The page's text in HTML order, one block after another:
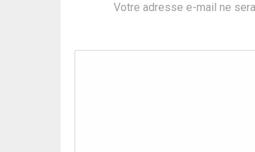
Votre adresse e-mail ne